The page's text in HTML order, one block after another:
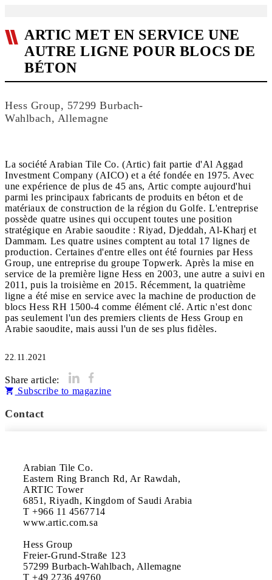
ARTIC MET EN SERVICE UNE
AUTRE LIGNE POUR BLOCS DE
BÉTON
Hess Group, 57299 Burbach-
Wahlbach, Allemagne
La société Arabian Tile Co. (Artic) fait partie d'Al Aggad
Investment Company (AICO) et a été fondée en 1975. Avec
une expérience de plus de 45 ans, Artic compte aujourd'hui
parmi les principaux fabricants de produits en béton et de
matériaux de construction de la région du Golfe. L'entreprise
possède quatre usines qui occupent toutes une position
stratégique en Arabie saoudite : Riyad, Djeddah, Al-Kharj et
Dammam. Les quatre usines comptent au total 17 lignes de
production. Certaines d'entre elles ont été fournies par Hess
Group, une entreprise du groupe Topwerk. Après la mise en
service de la première ligne Hess en 2003, une autre a suivi en
2011, puis la troisième en 2015. Récemment, la quatrième
ligne a été mise en service avec la machine de production de
blocs Hess RH 1500-4 comme élément clé. Artic n'est donc
pas seulement l'un des premiers clients de Hess Group en
22.11.2021
Share article:
Subscribe to magazine
Contact
Arabian Tile Co.
Eastern Ring Branch Rd, Ar Rawdah,
ARTIC Tower
6851, Riyadh, Kingdom of Saudi Arabia
T +966 11 4567714
www.artic.com.sa
Hess Group
Freier-Grund-Straße 123
57299 Burbach-Wahlbach, Allemagne
T +49 2736 49760